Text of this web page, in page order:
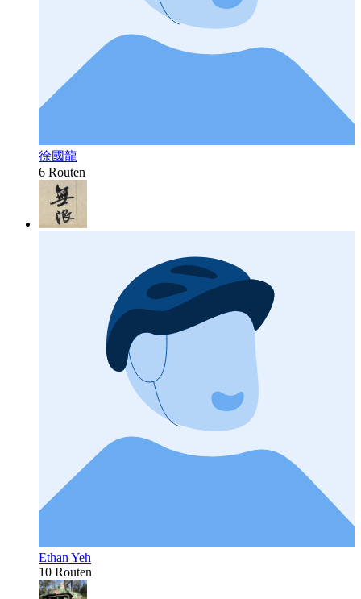
徐國龍
6 Routen
Ethan Yeh
10 Routen